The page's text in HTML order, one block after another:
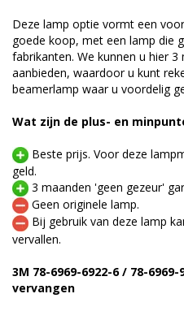
Deze lamp optie vormt een
goede koop, met een lamp die
fabrikanten. We kunnen u hier
aanbieden, waardoor u kunt
beamerlamp waar u voordelig
Wat zijn de plus- en
Beste prijs. Voor deze
geld.
3 maanden 'geen gezeur'
Geen originele lamp.
Bij gebruik van deze lamp
vervallen.
3M 78-6969-6922-6 / 78-
vervangen